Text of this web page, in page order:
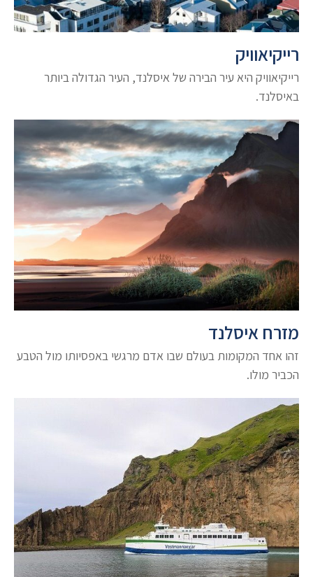
רייקיאוויק
רייקיאוויק היא עיר הבירה של איסלנד, העיר הגדולה ביותר
באיסלנד.
מזרח איסלנד
זהו אחד המקומות בעולם שבו אדם מרגשי באפסיותו מול הטבע
הכביר מולו.